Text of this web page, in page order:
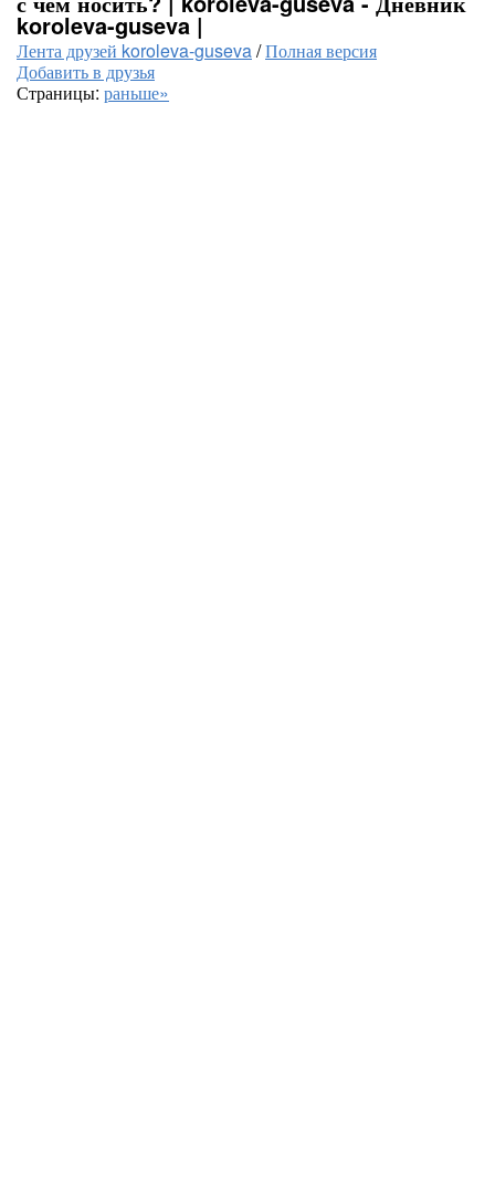
koroleva-guseva |
Лента друзей koroleva-guseva/Полная версия
Добавить в друзья
Страницы: раньше»